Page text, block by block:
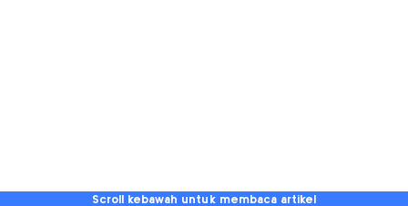
Scroll kebawah untuk membaca artikel